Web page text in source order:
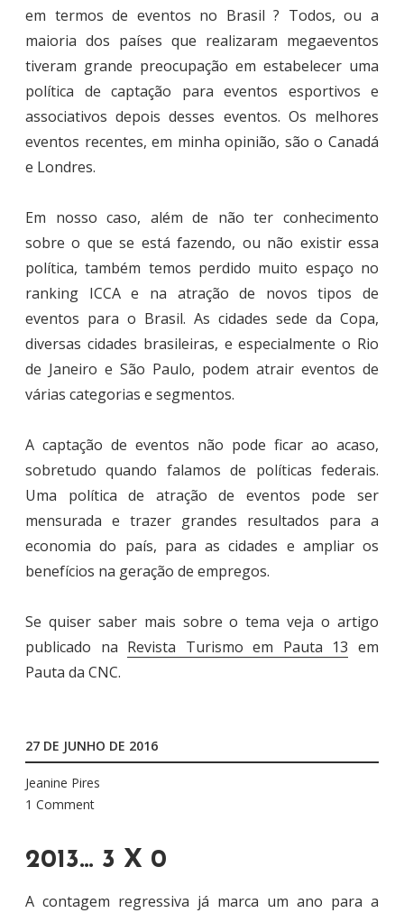
em termos de eventos no Brasil ? Todos, ou a
maioria dos países que realizaram megaeventos
tiveram grande preocupação em estabelecer uma
política de captação para eventos esportivos e
associativos depois desses eventos. Os melhores
eventos recentes, em minha opinião, são o Canadá
e Londres.
Em nosso caso, além de não ter conhecimento
sobre o que se está fazendo, ou não existir essa
política, também temos perdido muito espaço no
ranking ICCA e na atração de novos tipos de
eventos para o Brasil. As cidades sede da Copa,
diversas cidades brasileiras, e especialmente o Rio
de Janeiro e São Paulo, podem atrair eventos de
várias categorias e segmentos.
A captação de eventos não pode ficar ao acaso,
sobretudo quando falamos de políticas federais.
Uma política de atração de eventos pode ser
mensurada e trazer grandes resultados para a
economia do país, para as cidades e ampliar os
benefícios na geração de empregos.
Se quiser saber mais sobre o tema veja o artigo
publicado na Revista Turismo em Pauta 13 em
Pauta da CNC.
27 DE JUNHO DE 2016
Jeanine Pires
1 Comment
2013… 3 X 0
A contagem regressiva já marca um ano para a